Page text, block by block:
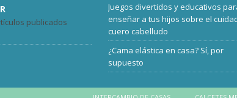
publicados
Juegos divertidos y educativos
enseñar a tus hijos sobre el
cuero cabelludo
¿Cama elástica en casa? Sí, por
supuesto